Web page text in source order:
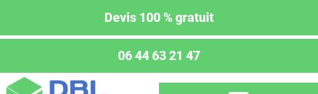
Devis 100 % gratuit
06 44 63 21 47